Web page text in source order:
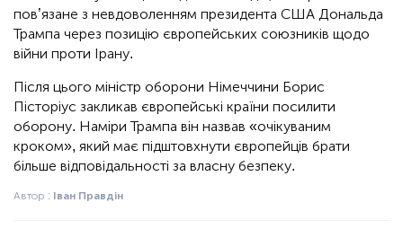
пов’язане з невдоволенням президента США Дональда
Трампа через позицію європейських союзників щодо
війни проти Ірану.
Після цього міністр оборони Німеччини Борис
Пісторіус закликав європейські країни посилити
оборону. Наміри Трампа він назвав «очікуваним
кроком», який має підштовхнути європейців брати
більше відповідальності за власну безпеку.
Автор : Іван Правдін